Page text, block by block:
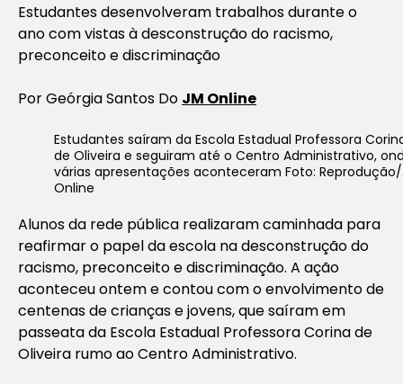
Estudantes desenvolveram trabalhos durante o
ano com vistas à desconstrução do racismo,
preconceito e discriminação
Por Geórgia Santos Do JM Online
Estudantes saíram da Escola Estadual Professora
de Oliveira e seguiram até o Centro Administrativo,
várias apresentações aconteceram Foto:
Online
Alunos da rede pública realizaram caminhada para
reafirmar o papel da escola na desconstrução do
racismo, preconceito e discriminação. A ação
aconteceu ontem e contou com o envolvimento de
centenas de crianças e jovens, que saíram em
passeata da Escola Estadual Professora Corina de
Oliveira rumo ao Centro Administrativo.